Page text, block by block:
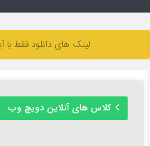
لینک های دانلود فقط
کلاس های آنلاین دویچ وب